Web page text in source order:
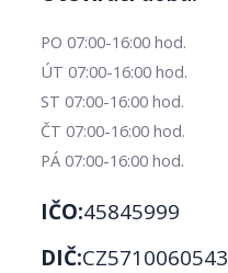
PO 07:00-16:00 hod.
ÚT 07:00-16:00 hod.
ST 07:00-16:00 hod.
ČT 07:00-16:00 hod.
PÁ 07:00-16:00 hod.
IČO:45845999
DIČ:CZ5710060543